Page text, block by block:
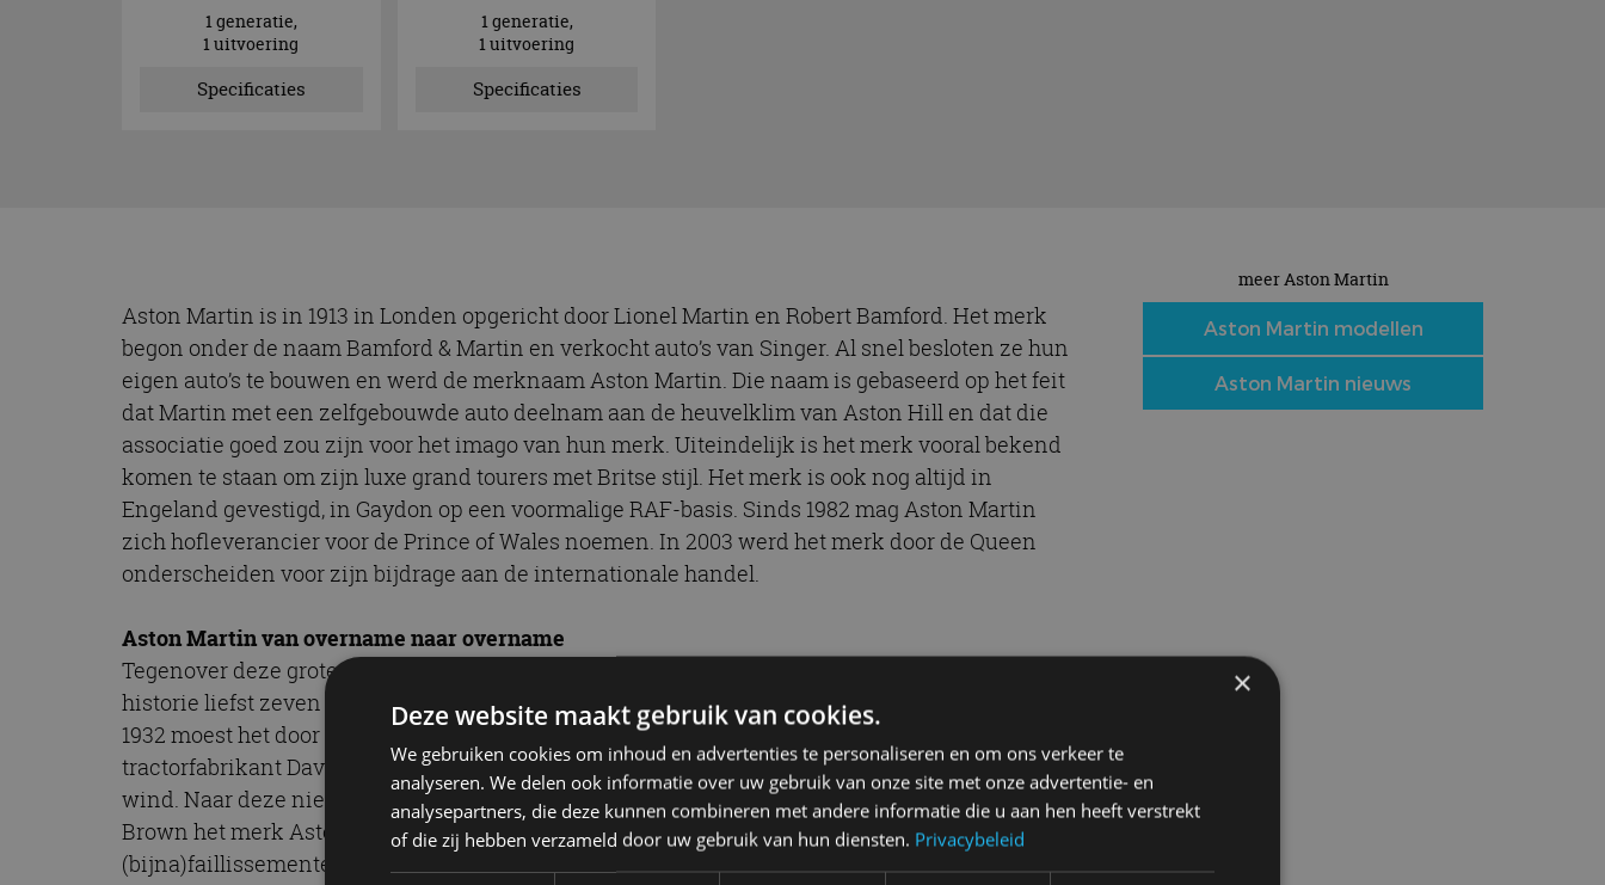
1 generatie,
1 uitvoering
Specificaties
1 generatie,
1 uitvoering
Specificaties
Aston Martin is in 1913 in Londen opgericht door Lionel Martin en Robert Bamford. Het merk
begon onder de naam Bamford & Martin en verkocht auto’s van Singer. Al snel besloten ze hun
eigen auto’s te bouwen en werd de merknaam Aston Martin. Die naam is gebaseerd op het feit
dat Martin met een zelfgebouwde auto deelnam aan de heuvelklim van Aston Hill en dat die
associatie goed zou zijn voor het imago van hun merk. Uiteindelijk is het merk vooral bekend
komen te staan om zijn luxe grand tourers met Britse stijl. Het merk is ook nog altijd in
Engeland gevestigd, in Gaydon op een voormalige RAF-basis. Sinds 1982 mag Aston Martin
zich hofleverancier voor de Prince of Wales noemen. In 2003 werd het merk door de Queen
onderscheiden voor zijn bijdrage aan de internationale handel.
Aston Martin van overname naar overname
Tegenover deze grote hoogtepunten staan echter ook diepe dalen. Het merk is in zijn rijke
historie liefst zeven keer failliet gegaan. In 1924 en 1925 wisselde het merk van eigenaar en in
1932 moest het door een investeerder worden gered. Pas vanaf 1947, toen industrieel en
tractorfabrikant David Brown het merk overnam, ging het Aston Martin enige tijd voor de
wind. Naar deze nieuwe eigenaar zijn ook de latere DB-modellen vernoemd. In 1972 verkocht
Brown het merk Aston Martin en brak er weer een periode aan van vallen en opstaan,
(bijna)faillissementen en overnames. In 1975 wisselde het alweer van eigenaar en nog eens in
meer Aston Martin
Aston Martin modellen
Aston Martin nieuws
×
Deze website maakt gebruik van cookies.
We gebruiken cookies om inhoud en advertenties te personaliseren en om ons verkeer te
analyseren. We delen ook informatie over uw gebruik van onze site met onze advertentie- en
analysepartners, die deze kunnen combineren met andere informatie die u aan hen heeft verstrekt
of die zij hebben verzameld door uw gebruik van hun diensten. Privacybeleid